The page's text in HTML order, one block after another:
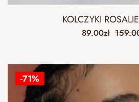
KOLCZYKI
89.00zł
-71%